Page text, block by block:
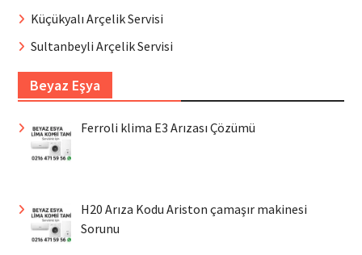
Küçükyalı Arçelik Servisi
Sultanbeyli Arçelik Servisi
Beyaz Eşya
Ferroli klima E3 Arızası Çözümü
H20 Arıza Kodu Ariston çamaşır makinesi
Sorunu